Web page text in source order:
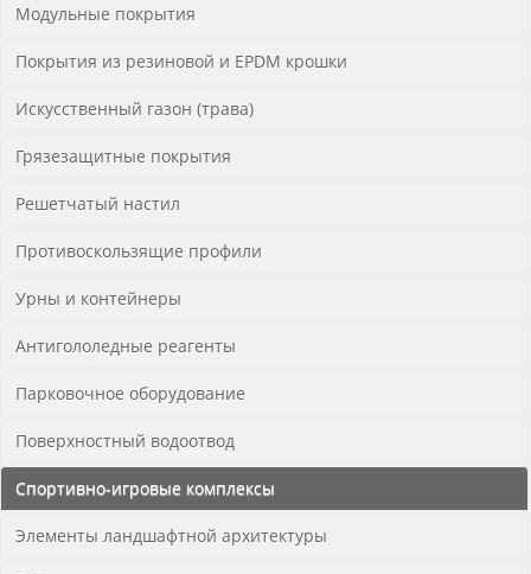
Модульные покрытия
Покрытия из резиновой и EPDM крошки
Искусственный газон (трава)
Грязезащитные покрытия
Решетчатый настил
Противоскользящие профили
Урны и контейнеры
Антигололедные реагенты
Парковочное оборудование
Поверхностный водоотвод
Спортивно-игровые комплексы
Элементы ландшафтной архитектуры